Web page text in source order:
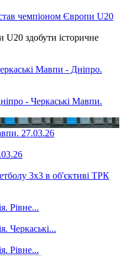
чемпіоном Європи U20
U20 здобути історичне
Мавпи - Дніпро.
- Черкаські Мавпи.
27.03.26
3х3 в об'єктиві ТРК
Рівне...
Черкаські...
Рівне...